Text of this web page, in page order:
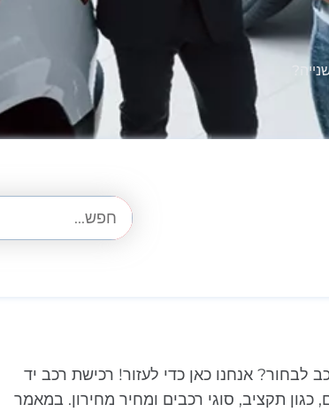
אנחנו כאן כדי לעזור! רכישת רכב יד
תקציב, סוגי רכבים ומחיר מחירון. במאמר